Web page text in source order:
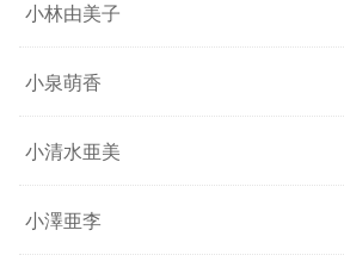
小林由美子
小泉萌香
小清水亜美
小澤亜李